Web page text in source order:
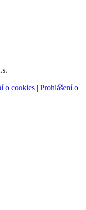
o cookies | Prohlášení o